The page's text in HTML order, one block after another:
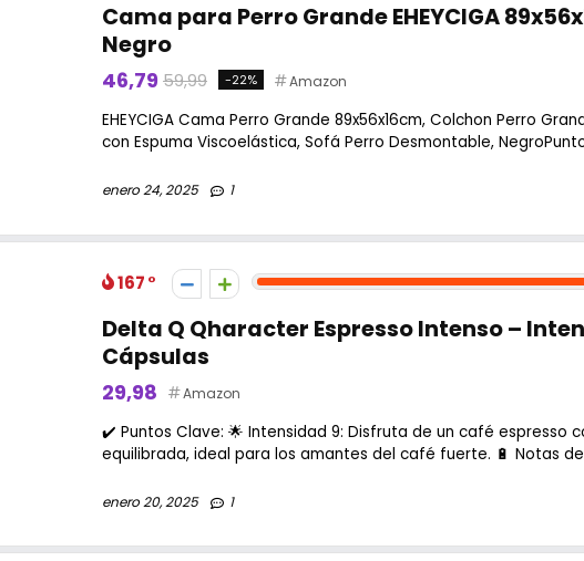
Cama para Perro Grande EHEYCIGA
Negro
46,79 59,99 -22% Amazon
EHEYCIGA Cama Perro Grande 89x56x16cm, Colchon Perro
con Espuma Viscoelástica, Sofá Perro Desmontable,
enero 24, 2025 1
167
Delta Q Qharacter Espresso Intenso –
Cápsulas
29,98 Amazon
✔️ Puntos Clave: 🌟 Intensidad 9: Disfruta de un café espresso
equilibrada, ideal para los amantes del café fuerte. 🔋 Notas
enero 20, 2025 1